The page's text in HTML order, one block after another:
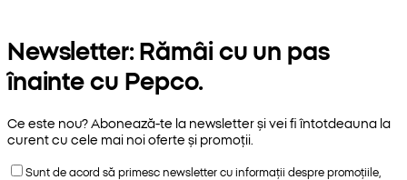
Newsletter: Rămâi cu un pas
înainte cu Pepco.
Ce este nou? Abonează-te la newsletter și vei fi întotdeauna la
curent cu cele mai noi oferte și promoții.
Sunt de acord să primesc newsletter cu informații despre promoțiile,